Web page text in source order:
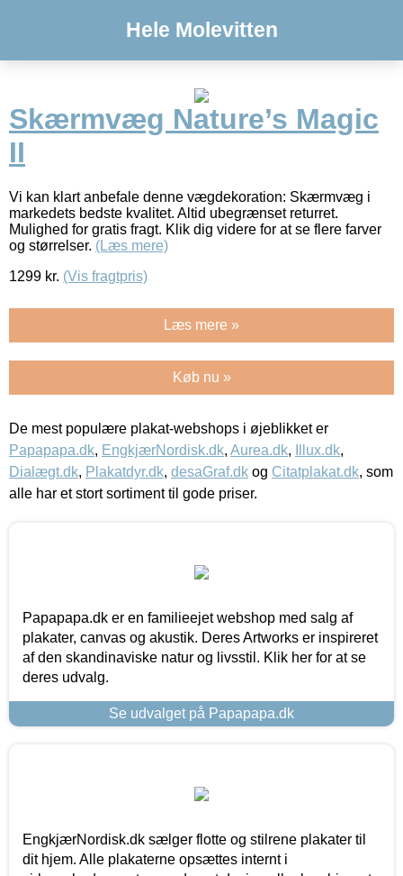
Hele Molevitten
Skærmvæg Nature’s Magic
II
Vi kan klart anbefale denne vægdekoration: Skærmvæg i
markedets bedste kvalitet. Altid ubegrænset returret.
Mulighed for gratis fragt. Klik dig videre for at se flere farver
og størrelser. (Læs mere)
1299 kr. (Vis fragtpris)
Læs mere »
Køb nu »
De mest populære plakat-webshops i øjeblikket er
Papapapa.dk, EngkjærNordisk.dk, Aurea.dk, Illux.dk,
Dialægt.dk, Plakatdyr.dk, desaGraf.dk og Citatplakat.dk, som
alle har et stort sortiment til gode priser.
Papapapa.dk er en familieejet webshop med salg af
plakater, canvas og akustik. Deres Artworks er inspireret
af den skandinaviske natur og livsstil. Klik her for at se
deres udvalg.
Se udvalget på Papapapa.dk
EngkjærNordisk.dk sælger flotte og stilrene plakater til
dit hjem. Alle plakaterne opsættes internt i